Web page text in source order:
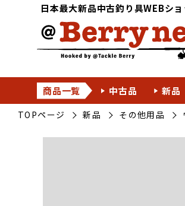
日本最大新品中古釣り具WEBシ
商品一覧 中古品 新品
TOPページ 新品 その他用品